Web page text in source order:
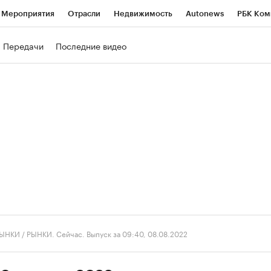
Мероприятия Отрасли Недвижимость Autonews РБК
Передачи Последние видео
/ РЫНКИ. Сейчас. Выпуск за 09:40, 08.08.2022